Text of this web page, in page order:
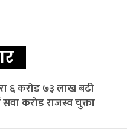
६ करोड ७३ लाख बढी
करोड राजस्व चुक्ता